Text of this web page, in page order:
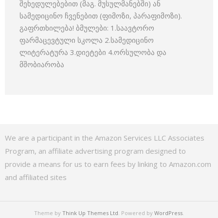
შეხედულებებით (მაგ. მუსულმანებში) ან
სამედიცინო ჩვენებით (ფიმოზი, პარაფიმოზი).
გაფრთხილება! ბმულები: 1.საავტორო
ფარმაცევტული სკოლა 2.სამედიცინო
ლიტერატურა 3.დიეტები 4.ორსულობა და
მშობიარობა
We are a participant in the Amazon Services LLC Associates
Program, an affiliate advertising program designed to
provide a means for us to earn fees by linking to Amazon.com
and affiliated sites
Theme by Think Up Themes Ltd. Powered by WordPress.